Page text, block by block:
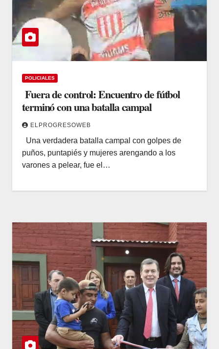
POLICIALES
Fuera de control: Encuentro de fútbol
terminó con una batalla campal
ELPROGRESOWEB
Una verdadera batalla campal con golpes de
puños, puntapiés y mujeres arengando a los
varones a pelear, fue el…